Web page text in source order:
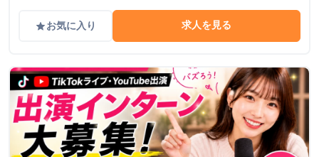
gradeお気に入り 求人を見る